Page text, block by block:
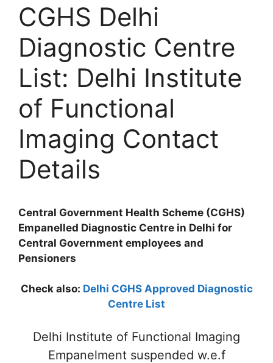
CGHS Delhi
Diagnostic Centre
List: Delhi Institute
of Functional
Imaging Contact
Details
Central Government Health Scheme (CGHS)
Empanelled Diagnostic Centre in Delhi for
Central Government employees and
Pensioners
Check also: Delhi CGHS Approved Diagnostic
Centre List
Delhi Institute of Functional Imaging
Empanelment suspended w.e.f